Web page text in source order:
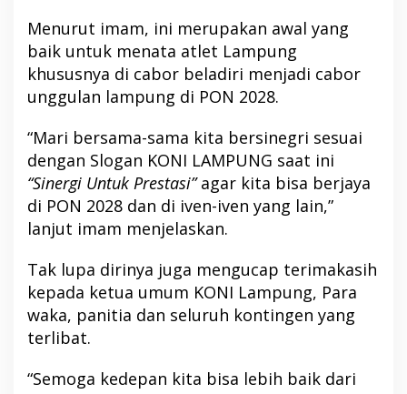
Menurut imam, ini merupakan awal yang
baik untuk menata atlet Lampung
khususnya di cabor beladiri menjadi cabor
unggulan lampung di PON 2028.
“Mari bersama-sama kita bersinegri sesuai
dengan Slogan KONI LAMPUNG saat ini
“Sinergi Untuk Prestasi”agar kita bisa berjaya
di PON 2028 dan di iven-iven yang lain,”
lanjut imam menjelaskan.
Tak lupa dirinya juga mengucap terimakasih
kepada ketua umum KONI Lampung, Para
waka, panitia dan seluruh kontingen yang
terlibat.
“Semoga kedepan kita bisa lebih baik dari